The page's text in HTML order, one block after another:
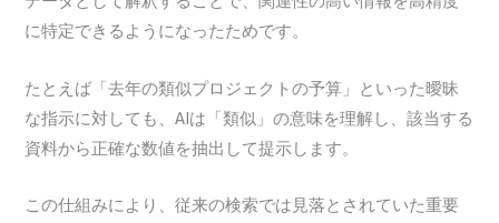
に特定できるようになったためです。
たとえば「去年の類似プロジェクトの予算」といった曖昧
な指示に対しても、AIは「類似」の意味を理解し、該当する
資料から正確な数値を抽出して提示します。
この仕組みにより、従来の検索では見落とされていた重要